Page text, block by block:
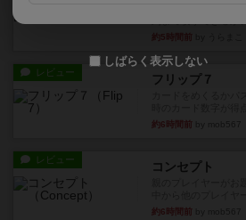
約5時間前
レビュー フリップ７
約6時間前
レビュー コンセプト
約6時間前
しばらく表示しない